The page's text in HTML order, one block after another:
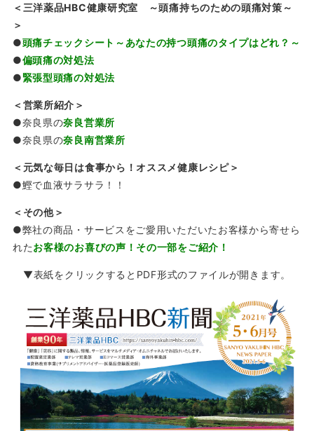
＜三洋薬品HBC健康研究室 ～頭痛持ちのための頭痛対策～
＞
●頭痛チェックシート～あなたの持つ頭痛のタイプはどれ？～
●偏頭痛の対処法
●緊張型頭痛の対処法
＜営業所紹介＞
●奈良県の奈良営業所
●奈良県の奈良南営業所
＜元気な毎日は食事から！オススメ健康レシピ＞
●鰹で血液サラサラ！！
＜その他＞
●弊社の商品・サービスをご愛用いただいたお客様から寄せら
れたお客様のお喜びの声！その一部をご紹介！
▼表紙をクリックするとPDF形式のファイルが開きます。